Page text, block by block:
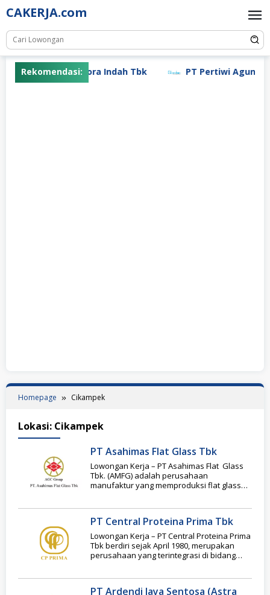
Skip
to
content
CAKERJA.com
Rekomendasi:
PT Mayora Indah Tbk PT Pertiwi Agung
Homepage Cikampek
Lokasi: Cikampek
PT Asahimas Flat Glass Tbk
Lowongan Kerja – PT Asahimas Flat Glass
Tbk. (AMFG) adalah perusahaan
manufaktur yang memproduksi flat glass
PT Central Proteina Prima Tbk
Lowongan Kerja – PT Central Proteina Prima
Tbk berdiri sejak April 1980, merupakan
perusahaan yang terintegrasi di bidang
PT Ardendi Jaya Sentosa (Astra